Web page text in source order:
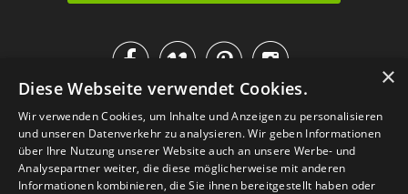

IM KATALOG BLÄTTERN
×
Diese Webseite verwendet Cookies.
Wir verwenden Cookies, um Inhalte und Anzeigen zu personalisieren
und unseren Datenverkehr zu analysieren. Wir geben Informationen
über Ihre Nutzung unserer Website auch an unsere Werbe- und
Analysepartner weiter, die diese möglicherweise mit anderen
Informationen kombinieren, die Sie ihnen bereitgestellt haben oder